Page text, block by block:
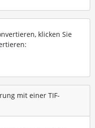
klicken Sie
mit einer TIF-